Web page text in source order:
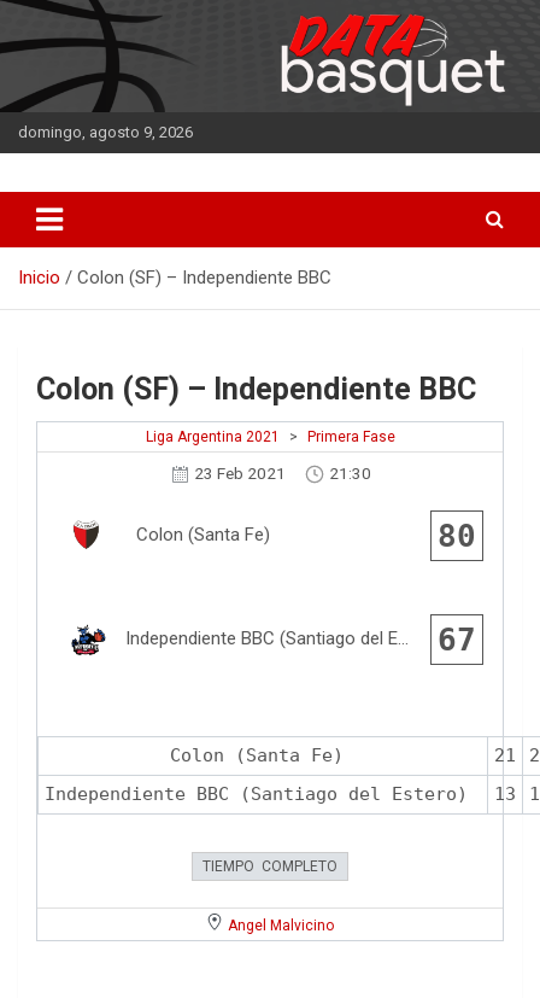
Saltar
al
contenido
domingo, agosto 9, 2026
DATA Basquet
Inicio Colon (SF) – Independiente BBC
Colon (SF) – Independiente BBC
Liga Argentina 2021 > Primera Fase
23 Feb 2021 21:30
Colon (Santa Fe) 80
Independiente BBC (Santiago del Estero) 67
Colon (Santa Fe) 21
Independiente BBC (Santiago del Estero)
13
TIEMPO COMPLETO
Angel Malvicino